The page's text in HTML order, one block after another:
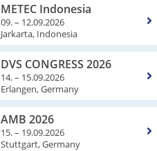
METEC Indonesia
09. – 12.09.2026
Jarkarta, Indonesia
DVS CONGRESS 2026
14. – 15.09.2026
Erlangen, Germany
AMB 2026
15. – 19.09.2026
Stuttgart, Germany